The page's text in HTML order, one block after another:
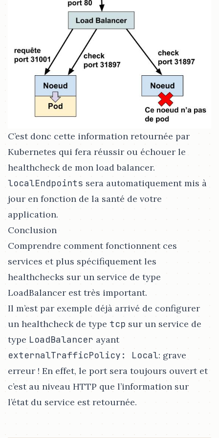
C’est donc cette information retournée par
Kubernetes qui fera réussir ou échouer le
healthcheck de mon load balancer.
localEndpoints sera automatiquement mis à
jour en fonction de la santé de votre
application.
Conclusion
Comprendre comment fonctionnent ces
services et plus spécifiquement les
healthchecks sur un service de type
LoadBalancer est très important.
Il m’est par exemple déjà arrivé de configurer
un healthcheck de type tcp sur un service de
type LoadBalancer ayant
externalTrafficPolicy: Local: grave
erreur ! En effet, le port sera toujours ouvert et
c’est au niveau HTTP que l’information sur
l’état du service est retournée.